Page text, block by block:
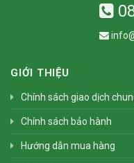
GIỚI THIỆU
Chính sách giao dịch
Chính sách bảo hành
Hướng dẫn mua hàng